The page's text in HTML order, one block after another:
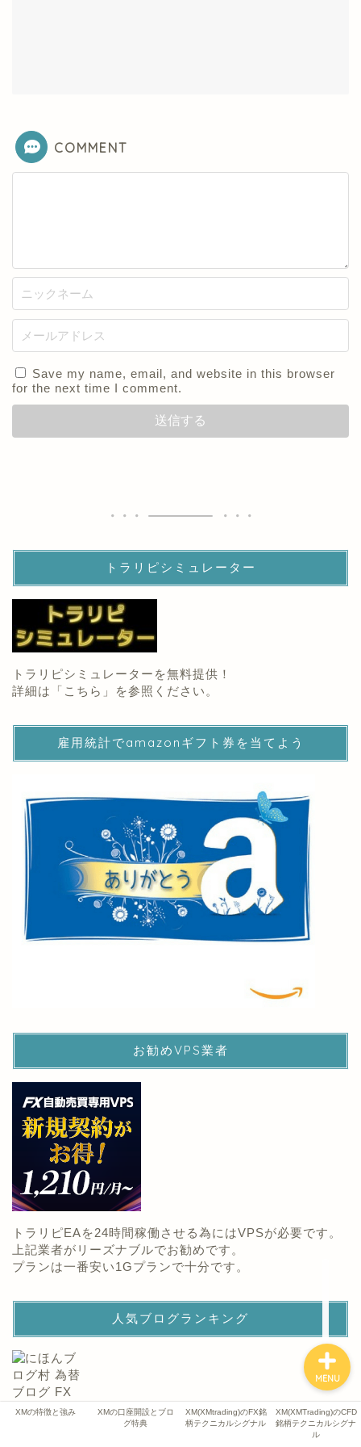
COMMENT
Save my name, email, and website in this browser
for the next time I comment.
トラリピシミュレーター
トラリピシミュレーターを無料提供！
詳細は「 こちら 」を参照ください。
雇用統計でamazonギフト券を当てよう
お勧めVPS業者
トラリピEAを24時間稼働させる為にはVPSが必要です。
上記業者がリーズナブルでお勧めです。
プランは一番安い1Gプランで十分です。
人気ブログランキング
XMの特徴と強み
XMの口座開設とブロ
グ特典
XM(XMtrading)のFX銘
柄テクニカルシグナル
XM(XMTrading)のCFD
銘柄テクニカルシグナ
ル
MENU
XM(XMtrading)のFX銘柄
テクニカルシグナル
XM(XMTrading)のCFD銘